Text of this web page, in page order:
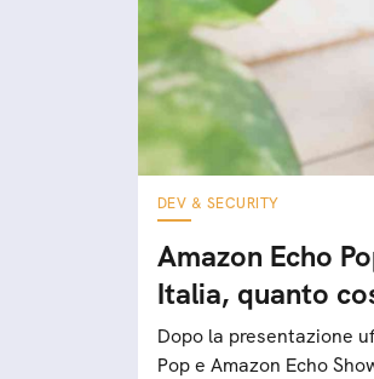
DEV & SECURITY
Amazon Echo
Italia, quanto
Dopo la presentazione
Pop e Amazon Echo